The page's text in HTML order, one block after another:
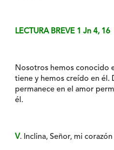
LECTURA BREVE 1 Jn 4, 16
Nosotros hemos conocido
tiene y hemos creído en él.
permanece en el amor
él.
V. Inclina, Señor, mi